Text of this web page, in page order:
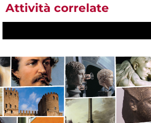
Attività correlate